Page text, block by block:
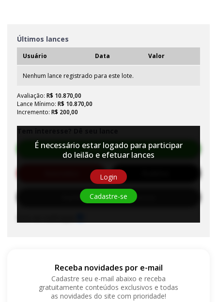
Últimos lances
Usuário Data Valor
Nenhum lance registrado para este lote.
Avaliação: R$ 10.870,00
Lance Mínimo: R$ 10.870,00
Incremento: R$ 200,00
Efetuar Lance
Habilite-se para efetuar lances
É necessário estar logado para participar
do leilão e efetuar lances
Login
Cadastre-se
Receba novidades por e-mail
Cadastre seu e-mail abaixo e receba
gratuitamente conteúdos exclusivos e todas
as novidades do site com prioridade!